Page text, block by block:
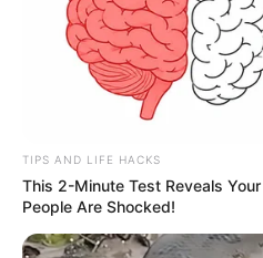
TIPS AND LIFE HACKS
This 2-Minute Test Reveals
People Are Shocked!